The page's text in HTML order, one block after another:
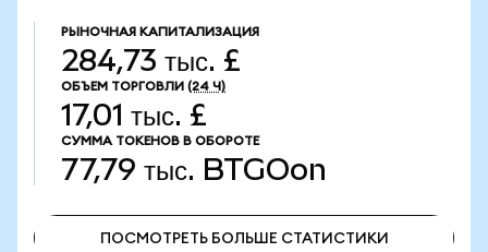
РЫНОЧНАЯ КАПИТАЛИЗАЦИЯ
284,73 тыс. £
ОБЪЕМ ТОРГОВЛИ (24 Ч)
17,01 тыс. £
СУММА ТОКЕНОВ В ОБОРОТЕ
77,79 тыс. BTGOon
ПОСМОТРЕТЬ БОЛЬШЕ СТАТИСТИКИ